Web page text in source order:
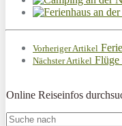
Vorheriger Artikel
Nächster Artikel Flüge
Online Reiseinfos